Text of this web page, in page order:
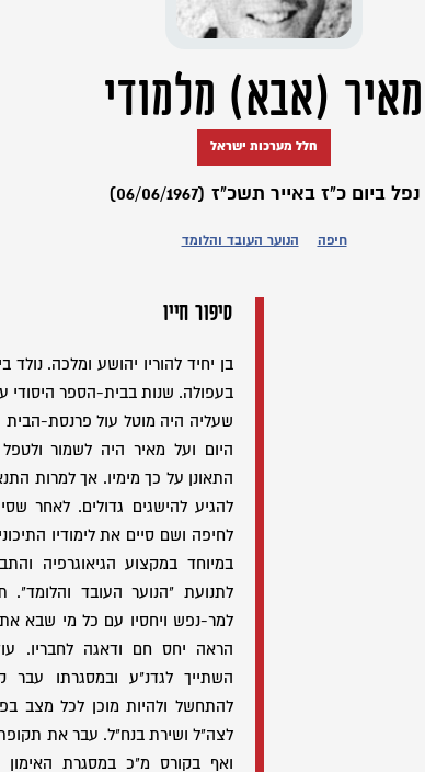
מאיר (אבא) מלמודי
חלל מערכות ישראל
נפל ביום כ"ז באייר תשכ"ז (06/06/1967)
חיפה הנוער העובד והלומד
סיפור חייו
בעפולה. שנות בבית-הספר היסודי
שעליה היה מוטל עול פרנסת-
היום ועל מאיר היה לשמור
התאונן על כך מימיו. אך למרות
להגיע להישגים גדולים. לאחר
לחיפה ושם סיים את לימודיו
במיוחד במקצוע הגיאוגרפיה
לתנועת "הנוער העובד והלומד".
למר-נפש ויחסיו עם כל מי שבא
הראה יחס חם ודאגה לחבריו.
השתייך לגדנ"ע ובמסגרתו עבר
לצה"ל ושירת בנח"ל. עבר את
ואף בקורס מ"כ במסגרת